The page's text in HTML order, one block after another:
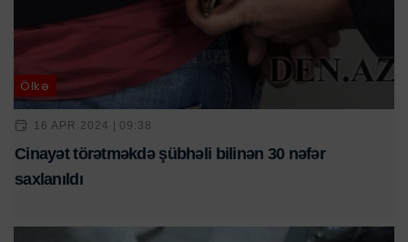
Ölkə
16 APR 2024 | 09:38
Cinayət törətməkdə şübhəli bilinən 30 nəfər
saxlanıldı